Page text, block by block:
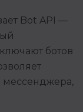
Bot API —
ботов
мессенджера,